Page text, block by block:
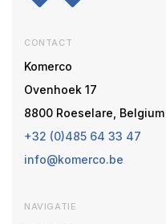
CONTACT
Komerco
Ovenhoek 17
8800 Roeselare, Belgium
+32 (0)485 64 33 47
info@komerco.be
NAVIGATIE